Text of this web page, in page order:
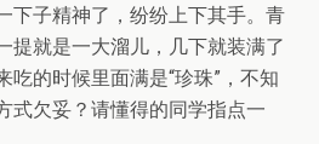
下子精神了，纷纷上下其手。青
提就是一大溜儿，几下就装满了
吃的时候里面满是“珍珠”，不知
式欠妥？请懂得的同学指点一